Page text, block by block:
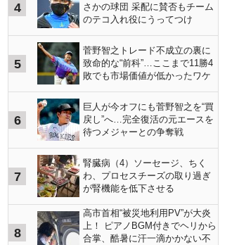
4
さかの球団 采配に賛否もチーム
のテコ入れ役にうってつけ
5
菅野智之トレード不成立の裏に
致命的な“前科”…ここまで11勝4
敗でも市場価値が低かったワケ
6
巨人が今オフにも菅野智之を“買
戻し”へ…完全復活の元エースを
待つメジャーとの争奪戦
7
腎臓病（4）ソーセージ、ちく
わ、プロセスチーズの取り過ぎ
が腎機能を低下させる
8
高市首相“被災地利用PV”が大炎
上！ ピアノBGM付きでヘリから
合掌、酷暑に汗一滴かかない不